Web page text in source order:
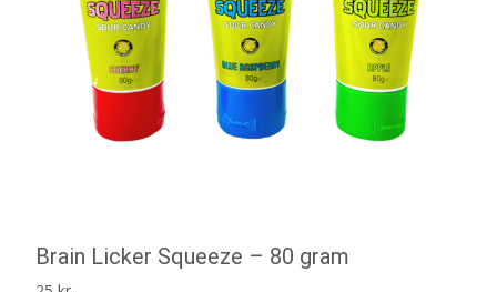
Brain Licker Squeeze – 80 gram